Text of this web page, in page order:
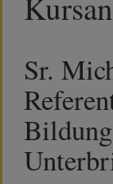
Sr.